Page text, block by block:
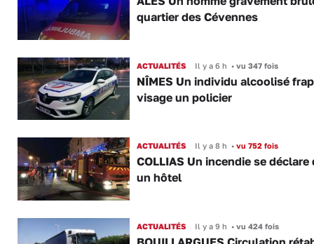
quartier des Cévennes
ACTUALITÉS Il y a 6 h •vu 347 fois
NÎMES Un individu alcoolisé
visage un policier
ACTUALITÉS Il y a 8 h •vu 752 fois
COLLIAS Un incendie se déclare
un hôtel
ACTUALITÉS Il y a 9 h •vu 424 fois